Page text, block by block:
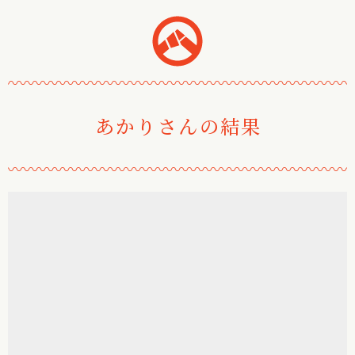
〰〰〰〰〰〰〰〰〰〰〰〰〰〰〰〰〰〰〰〰〰
あかりさんの結果
〰〰〰〰〰〰〰〰〰〰〰〰〰〰〰〰〰〰〰〰〰